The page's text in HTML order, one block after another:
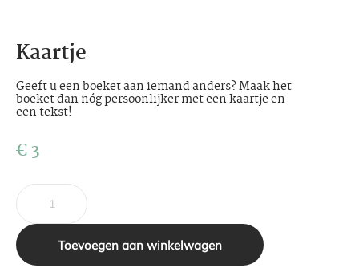
Kaartje
Geeft u een boeket aan iemand anders? Maak het
boeket dan nóg persoonlijker met een kaartje en
een tekst!
€3
Toevoegen aan winkelwagen